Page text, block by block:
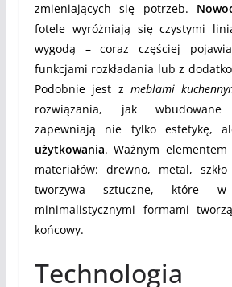
zmieniających się potrzeb.
fotele wyróżniają się czystymi
wygodą – coraz częściej
funkcjami rozkładania lub z
Podobnie jest z meblami
rozwiązania, jak
zapewniają nie tylko estetykę,
użytkowania. Ważnym
materiałów: drewno, metal,
tworzywa sztuczne, które
minimalistycznymi formami
końcowy.